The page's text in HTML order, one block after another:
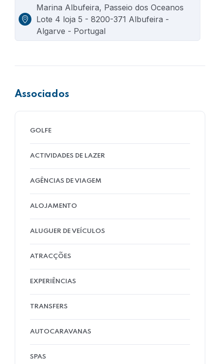
Marina Albufeira, Passeio dos Oceanos
Lote 4 loja 5 - 8200-371 Albufeira -
Algarve - Portugal
Associados
GOLFE
ACTIVIDADES DE LAZER
AGÊNCIAS DE VIAGEM
ALOJAMENTO
ALUGUER DE VEÍCULOS
ATRACÇÕES
EXPERIÊNCIAS
TRANSFERS
AUTOCARAVANAS
SPAS